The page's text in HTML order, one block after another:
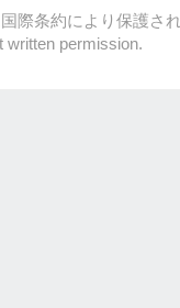
際条約により保護さ
written permission.